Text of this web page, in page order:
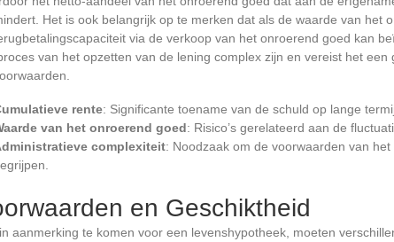
Het is ook belangrijk op te merken dat als de waarde van het
via de verkoop van het onroerend goed kan
van het opzetten van de lening complex zijn en vereist het een
rente: Significante toename van de schuld op lange
van het onroerend goed: Risico’s gerelateerd aan de
complexiteit: Noodzaak om de voorwaarden van
en Geschiktheid
aanmerking te komen voor een levenshypotheek, moeten